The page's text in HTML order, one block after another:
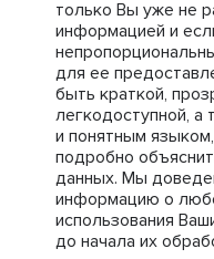
только Вы уже не
информацией и
для ее
быть краткой,
легкодоступной,
и понятным
подробно
данных. Мы
информацию о
использования
до начала их